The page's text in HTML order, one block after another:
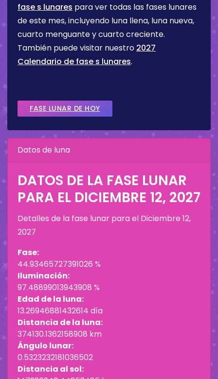
fase s lunares para ver todas las fases lunares
de este mes, incluyendo luna llena, luna nueva,
cuarto menguante y cuarto creciente.
También puede visitar nuestro 2027
Calendario de fase s lunares.
FASE LUNAR DE HOY
Datos de luna
DATOS DE LA FASE LUNAR
PARA EL DICIEMBRE 12, 2027
Detalles de la fase lunar para el Diciembre 12,
2027
Fase:
44.93465727391026 %
Iluminación:
97.48899013943908 %
Edad de la luna:
13.26946881432614 día
Distancia de la luna:
374130.1362158908 km
Ángulo lunar:
0.5323232181036502
Distancia al sol: